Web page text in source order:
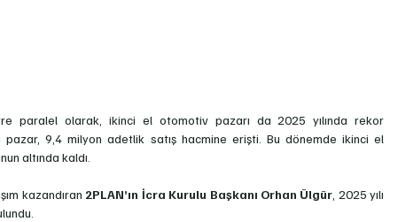
paralel olarak, ikinci el otomotiv pazarı da 2025 yılında rekor
pazar, 9,4 milyon adetlik satış hacmine erişti. Bu dönemde ikinci el
altında kaldı.
kazandıran 2PLAN’ın İcra Kurulu Başkanı Orhan Ülgür, 2025 yılı